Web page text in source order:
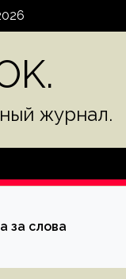
журнал.
за слова